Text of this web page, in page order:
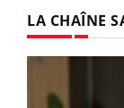
LA CHAÎNE